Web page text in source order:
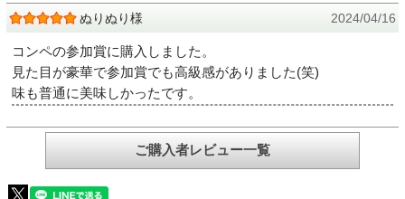
ぬりぬり様 2024/04/16
コンペの参加賞に購入しました。
見た目が豪華で参加賞でも高級感がありました(笑)
味も普通に美味しかったです。
ご購入者レビュー一覧